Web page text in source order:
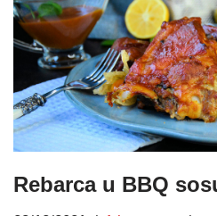
Rebarca u BBQ